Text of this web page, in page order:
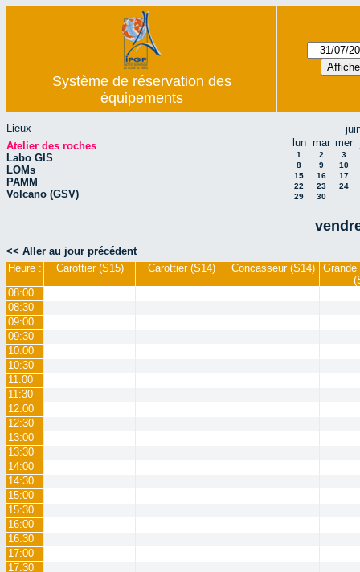
Système de réservation des
équipements
Lieux
Atelier des roches
Labo GIS
LOMs
PAMM
Volcano (GSV)
lun mar mer
1 2
3
8
9
10
15
16
17
22
23
24
29
30
<< Aller au jour précédent
Heure :
Carottier (S15) Carottier (S14) Concasseur (S14)
08:00
08:30
09:00
09:30
10:00
10:30
11:00
11:30
12:00
12:30
13:00
13:30
14:00
14:30
15:00
15:30
16:00
16:30
17:00
17:30